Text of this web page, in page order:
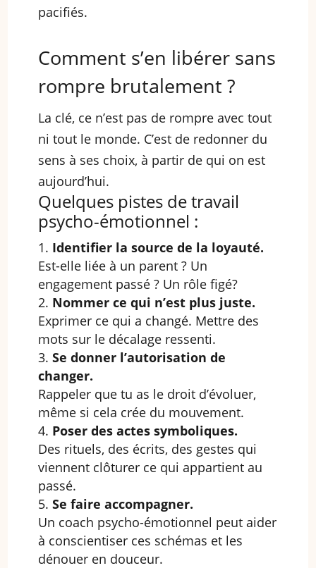
pacifiés.
Comment s’en libérer sans
rompre brutalement ?
La clé, ce n’est pas de rompre avec tout
ni tout le monde. C’est de redonner du
sens à ses choix, à partir de qui on est
aujourd’hui.
Quelques pistes de travail
psycho-émotionnel :
Identifier la source de la loyauté.
Est-elle liée à un parent ? Un
engagement passé ? Un rôle figé?
Nommer ce qui n’est plus juste.
Exprimer ce qui a changé. Mettre des
mots sur le décalage ressenti.
Se donner l’autorisation de
changer.
Rappeler que tu as le droit d’évoluer,
même si cela crée du mouvement.
Poser des actes symboliques.
Des rituels, des écrits, des gestes qui
viennent clôturer ce qui appartient au
passé.
Se faire accompagner.
Un coach psycho-émotionnel peut aider
à conscientiser ces schémas et les
dénouer en douceur.